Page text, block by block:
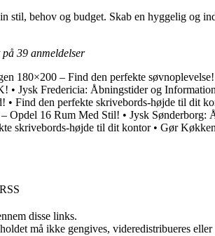
behov og budget. Skab en hyggelig og
på 39 anmeldelser
180×200 – Find den perfekte søvnoplevelse!
• Jysk Fredericia: Åbningstider og Information
• Find den perfekte skrivebords-højde til dit
Opdel 16 Rum Med Stil! • Jysk Sønderborg:
skrivebords-højde til dit kontor• Gør
RSS
disse links.
må ikke gengives, videredistribueres eller